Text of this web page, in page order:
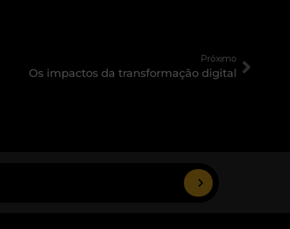
Próximo
Os impactos da transformação digital